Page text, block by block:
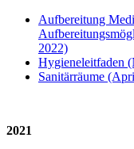
Aufbereitung
2022)
Hygieneleitfaden
Sanitärräume
2021